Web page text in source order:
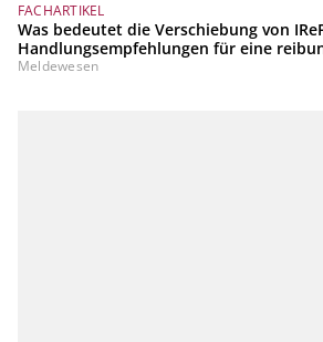
FACHARTIKEL
Was bedeutet die Verschiebung von
Handlungsempfehlungen für eine
Meldewesen